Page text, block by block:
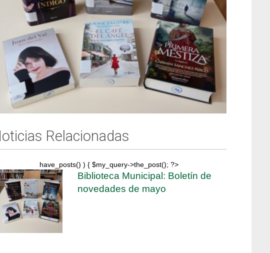
Relacionadas
have_posts() ) { $my_query->the_post(); ?>
Biblioteca Municipal: Boletín de
novedades de mayo